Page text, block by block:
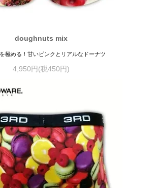
doughnuts mix
極める！甘いピンクとリアルなドーナツ
4,950円(税450円)